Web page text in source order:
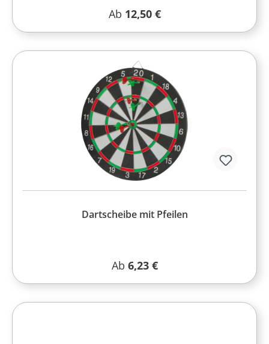
Regulärer Preis:
Ab 12,50 €
Dartscheibe mit Pfeilen
Regulärer Preis:
Ab 6,23 €